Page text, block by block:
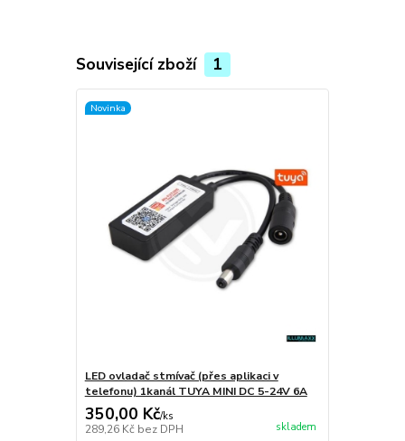
Související zboží 1
Novinka
LED ovladač stmívač (přes aplikaci v
telefonu) 1kanál TUYA MINI DC 5-24V 6A
350,00 Kč/ks
289,26 Kč bez DPH skladem